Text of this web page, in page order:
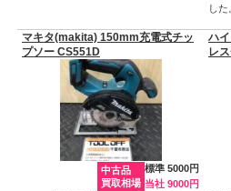
した
マキタ(makita) 150mm充電式チッ
プソー CS551D
中古品
買取相場
標準 5000円
当社 9000円
ハ
レ